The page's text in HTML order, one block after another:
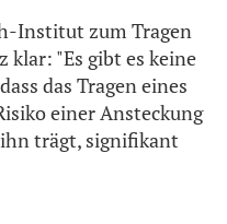
Institut zum Tragen
klar: "Es gibt es keine
das Tragen eines
einer Ansteckung
ihn trägt, signifikant